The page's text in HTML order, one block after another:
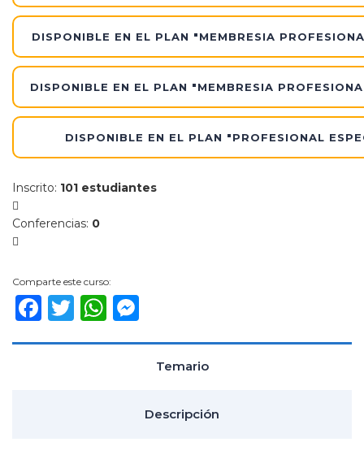
y
DISPONIBLE EN EL PLAN "MEMBRESIA
DISPONIBLE EN EL PLAN "MEMBRESIA
DISPONIBLE EN EL PLAN "PROFESIONAL
Inscrito: 101 estudiantes
Conferencias: 0
Comparte este curso:
Facebook
TwitterWhatsApp
Temario
Descripción